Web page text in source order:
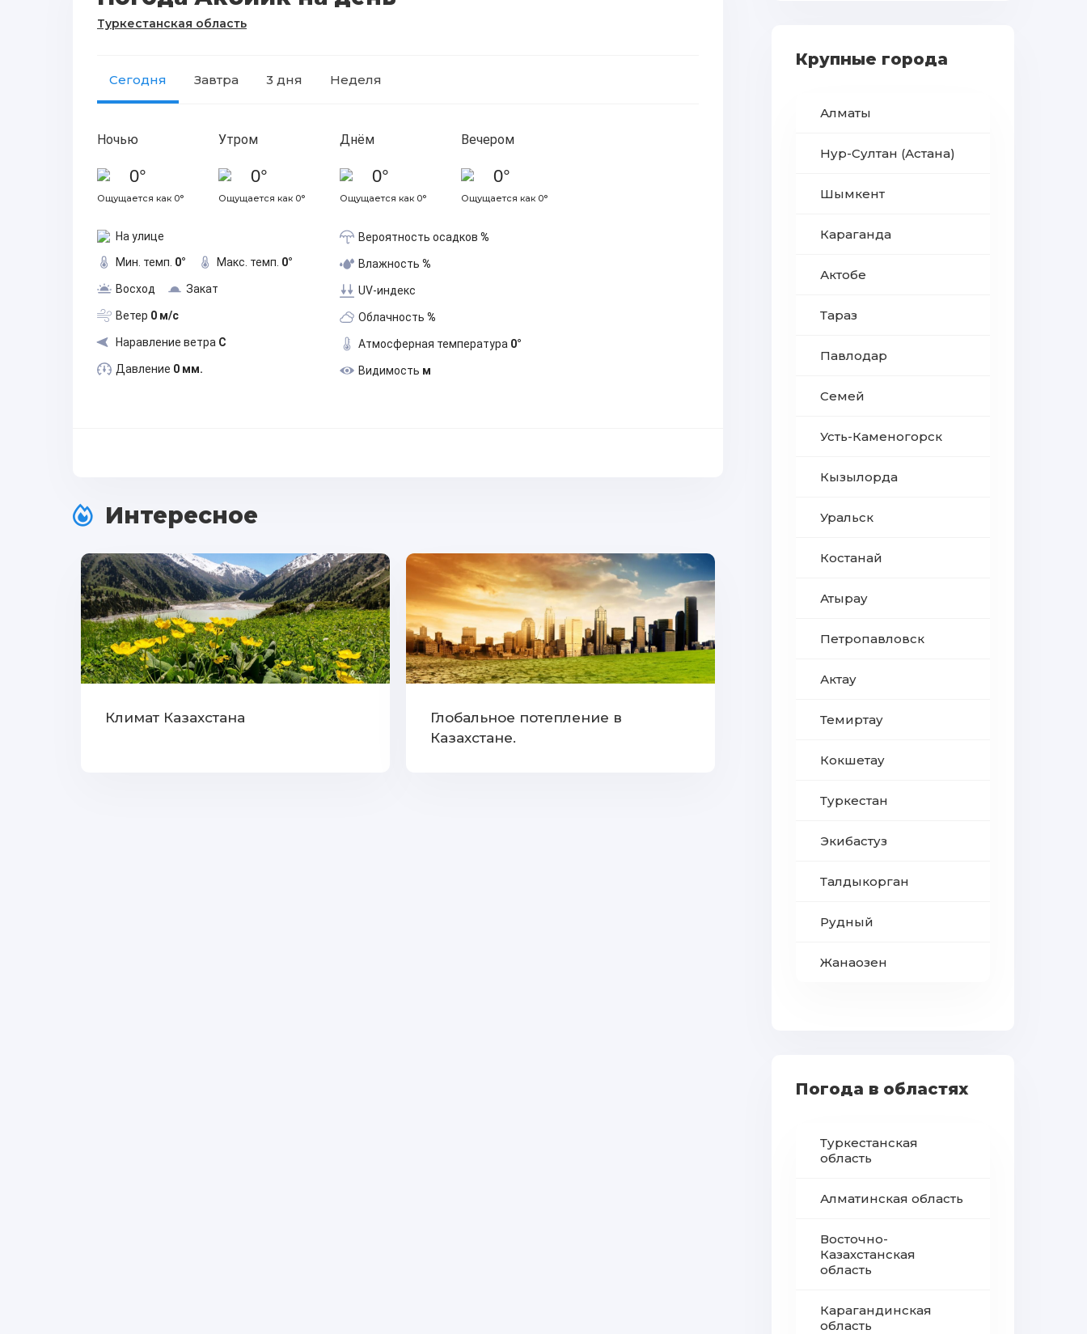
Туркестанская область
Сегодня Завтра 3 дня Неделя
Ночью
0°
Ощущается как 0°
Утром
0°
Ощущается как 0°
Днём
0°
Ощущается как 0°
Вечером
0°
Ощущается как 0°
На улице
Мин. темп. 0° Макс. темп. 0°
Восход Закат
Ветер 0 м/с
Наравление ветра С
Давление 0 мм.
Вероятность осадков %
Влажность %
UV-индекс
Облачность %
Атмосферная температура 0°
Видимость м
Интересное
Климат Казахстана
Глобальное потепление в
Казахстане.
Крупные города
Алматы
Нур-Султан (Астана)
Шымкент
Караганда
Актобе
Тараз
Павлодар
Семей
Усть-Каменогорск
Кызылорда
Уральск
Костанай
Атырау
Петропавловск
Актау
Темиртау
Кокшетау
Туркестан
Экибастуз
Талдыкорган
Рудный
Жанаозен
Погода в областях
Туркестанская
область
Алматинская область
Восточно-
Казахстанская
область
Карагандинская
область